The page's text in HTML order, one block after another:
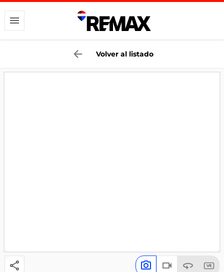
Volver al listado